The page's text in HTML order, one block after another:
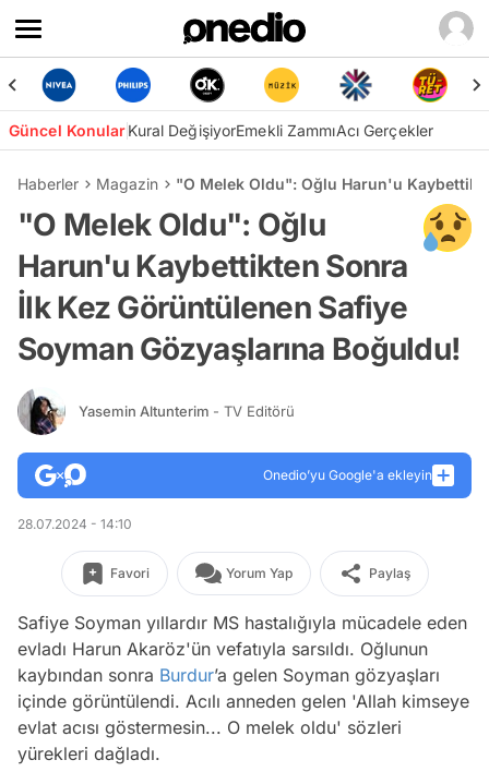
Güncel KonularKural DeğişiyorEmekli ZammıAcı Gerçekler
Haberler Magazin "O Melek Oldu": Oğlu Harun'u
"O Melek Oldu": Oğlu
Harun'u Kaybettikten Sonra
İlk Kez Görüntülenen Safiye
Soyman Gözyaşlarına Boğuldu!
Yasemin Altunterim - TV Editörü
Onedio’yu Google'a ekleyin
28.07.2024 - 14:10
Favori Yorum Yap Paylaş
Safiye Soyman yıllardır MS hastalığıyla mücadele eden
evladı Harun Akaröz'ün vefatıyla sarsıldı. Oğlunun
kaybından sonra Burdur’a gelen Soyman gözyaşları
içinde görüntülendi. Acılı anneden gelen 'Allah kimseye
evlat acısı göstermesin... O melek oldu' sözleri
yürekleri dağladı.